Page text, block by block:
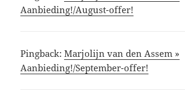
Aanbieding!/August-offer!
Pingback:Marjolijn van den Assem »
Aanbieding!/September-offer!